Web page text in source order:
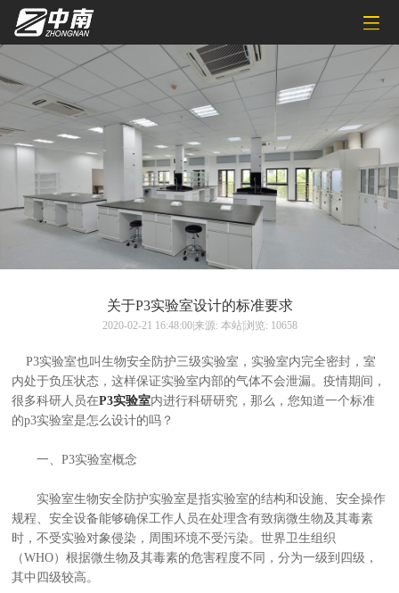
关于P3实验室设计的标准要求
2020-02-21 16:48:00|来源: 本站|浏览: 10658
P3实验室也叫生物安全防护三级实验室，实验室内完全密封，室
内处于负压状态，这样保证实验室内部的气体不会泄漏。疫情期间，
很多科研人员在P3实验室内进行科研研究，那么，您知道一个标准
的p3实验室是怎么设计的吗？
一、P3实验室概念
实验室生物安全防护实验室是指实验室的结构和设施、安全操作
规程、安全设备能够确保工作人员在处理含有致病微生物及其毒素
时，不受实验对象侵染，周围环境不受污染。世界卫生组织
（WHO）根据微生物及其毒素的危害程度不同，分为一级到四级，
其中四级较高。